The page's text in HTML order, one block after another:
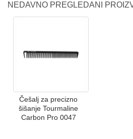
NEDAVNO PREGLEDANI
Češalj za precizno
šišanje Tourmaline
Carbon Pro 0047